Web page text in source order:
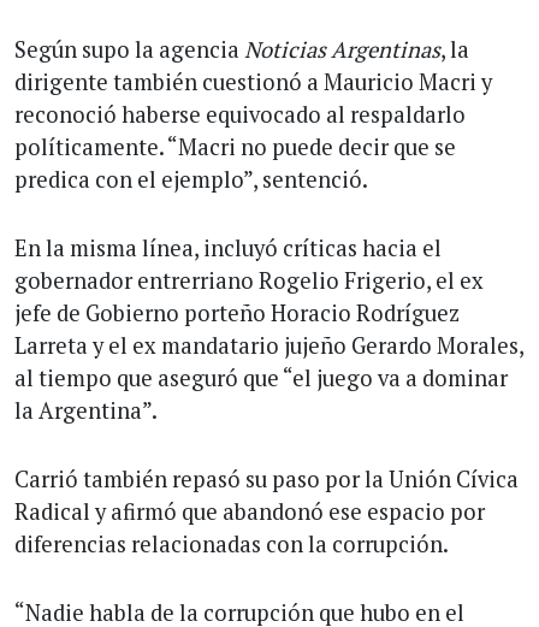
Según supo la agencia Noticias Argentinas, la
dirigente también cuestionó a Mauricio Macri y
reconoció haberse equivocado al respaldarlo
políticamente. “Macri no puede decir que se
predica con el ejemplo”, sentenció.
En la misma línea, incluyó críticas hacia el
gobernador entrerriano Rogelio Frigerio, el ex
jefe de Gobierno porteño Horacio Rodríguez
Larreta y el ex mandatario jujeño Gerardo Morales,
al tiempo que aseguró que “el juego va a dominar
la Argentina”.
Carrió también repasó su paso por la Unión Cívica
Radical y afirmó que abandonó ese espacio por
diferencias relacionadas con la corrupción.
“Nadie habla de la corrupción que hubo en el